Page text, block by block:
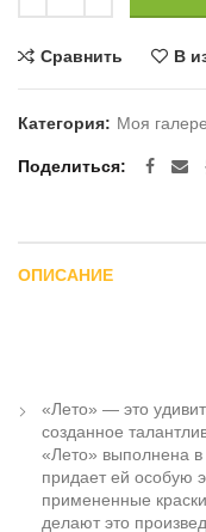
Сравнить В
Категория: Моя
Поделиться
ОПИСАНИЕ
«Лето» — это
созданное
«Лето» выполнена в
придает ей особую
примененные
делают это